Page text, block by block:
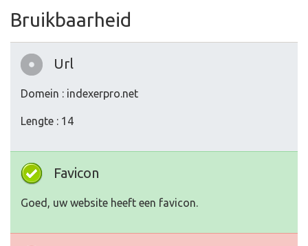
Bruikbaarheid
Url
Domein : indexerpro.net
Lengte : 14
Favicon
Goed, uw website heeft een favicon.